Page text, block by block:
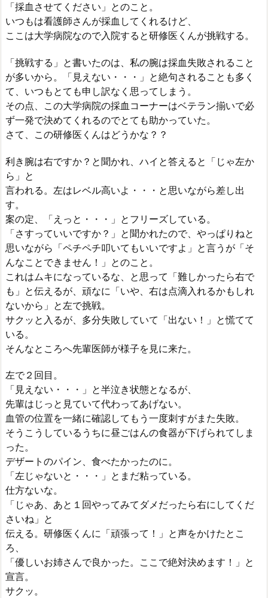
「採血させてください」とのこと。
いつもは看護師さんが採血してくれるけど、
ここは大学病院なので入院すると研修医くんが挑戦する。
「挑戦する」と書いたのは、私の腕は採血失敗されること
が多いから。「見えない・・・」と絶句されることも多く
て、いつもとても申し訳なく思ってしまう。
その点、この大学病院の採血コーナーはベテラン揃いで必
ず一発で決めてくれるのでとても助かっていた。
さて、この研修医くんはどうかな？？
利き腕は右ですか？と聞かれ、ハイと答えると「じゃ左か
ら」と
言われる。左はレベル高いよ・・・と思いながら差し出
す。
案の定、「えっと・・・」とフリーズしている。
「さすっていいですか？」と聞かれたので、やっぱりねと
思いながら「ペチペチ叩いてもいいですよ」と言うが「そ
んなことできません！」とのこと。
これはムキになっているな、と思って「難しかったら右で
も」と伝えるが、頑なに「いや、右は点滴入れるかもしれ
ないから」と左で挑戦。
サクッと入るが、多分失敗していて「出ない！」と慌てて
いる。
そんなところへ先輩医師が様子を見に来た。
左で２回目。
「見えない・・・」と半泣き状態となるが、
先輩はじっと見ていて代わってあげない。
血管の位置を一緒に確認してもう一度刺すがまた失敗。
そうこうしているうちに昼ごはんの食器が下げられてしま
った。
デザートのパイン、食べたかったのに。
「左じゃないと・・・」とまだ粘っている。
仕方ないな。
「じゃあ、あと１回やってみてダメだったら右にしてくだ
さいね」と
伝える。研修医くんに「頑張って！」と声をかけたとこ
ろ、
「優しいお姉さんで良かった。ここで絶対決めます！」と
宣言。
サクッ。